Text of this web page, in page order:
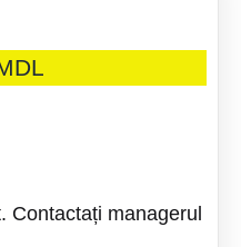
Contactați managerul